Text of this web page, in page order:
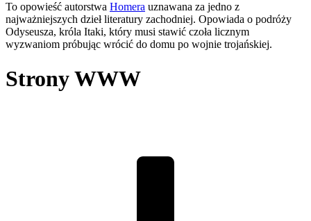
To opowieść autorstwa Homera uznawana za jedno z
najważniejszych dzieł literatury zachodniej. Opowiada o podróży
Odyseusza, króla Itaki, który musi stawić czoła licznym
wyzwaniom próbując wrócić do domu po wojnie trojańskiej.
Strony WWW